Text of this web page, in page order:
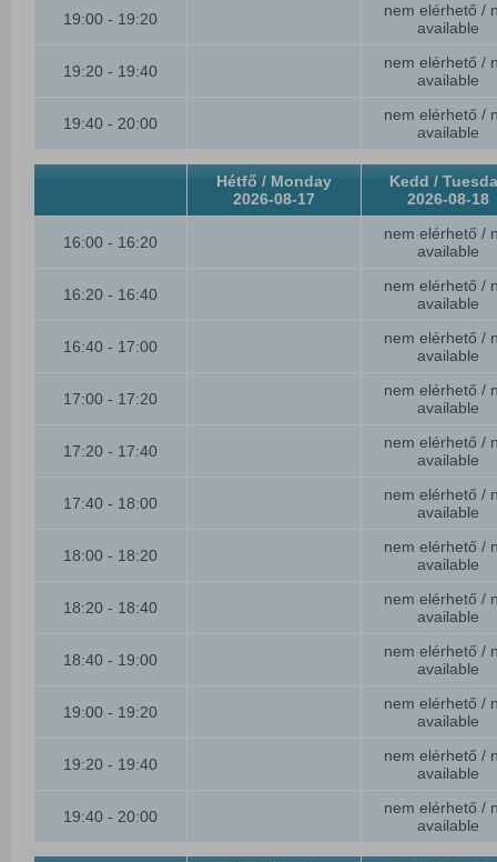
19:00 - 19:20
nem elérhető /
available
19:20 - 19:40
nem elérhető /
available
19:40 - 20:00
nem elérhető /
available
Hétfő / Monday
2026-08-17
Kedd /
2026-08-18
16:00 - 16:20
nem elérhető /
available
16:20 - 16:40
nem elérhető /
available
16:40 - 17:00
nem elérhető /
available
17:00 - 17:20
nem elérhető /
available
17:20 - 17:40
nem elérhető /
available
17:40 - 18:00
nem elérhető /
available
18:00 - 18:20
nem elérhető /
available
18:20 - 18:40
nem elérhető /
available
18:40 - 19:00
nem elérhető /
available
19:00 - 19:20
nem elérhető /
available
19:20 - 19:40
nem elérhető /
available
19:40 - 20:00
nem elérhető /
available